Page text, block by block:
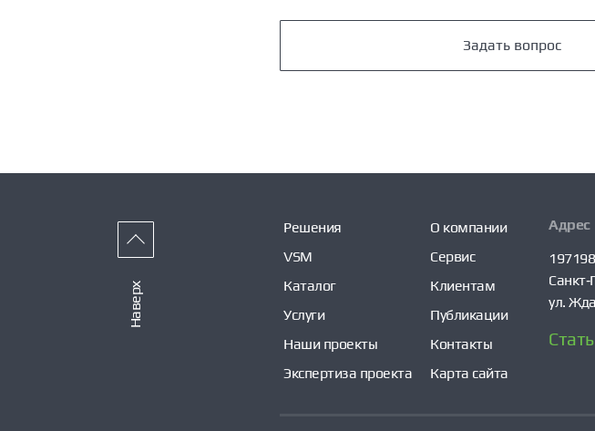
Задать вопрос
Наверх
Решения
VSM
Каталог
Услуги
Наши проекты
Экспертиза проекта
О компании
Сервис
Клиентам
Публикации
Контакты
Карта сайта
Адрес
ул.